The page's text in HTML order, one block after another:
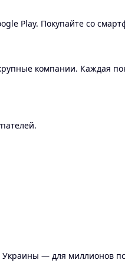
Play. Покупайте со
компании. Каждая
— для миллионов